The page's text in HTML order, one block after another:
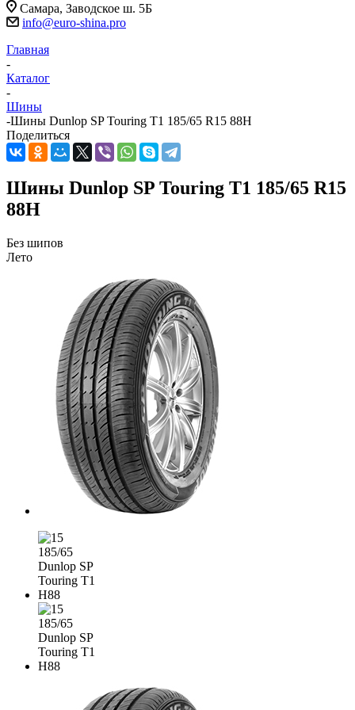
Самара, Заводское ш. 5Б
info@euro-shina.pro
Главная
-
Каталог
-
Шины
-Шины Dunlop SP Touring T1 185/65 R15 88H
Поделиться
Шины Dunlop SP Touring T1 185/65 R15
88H
Без шипов
Лето